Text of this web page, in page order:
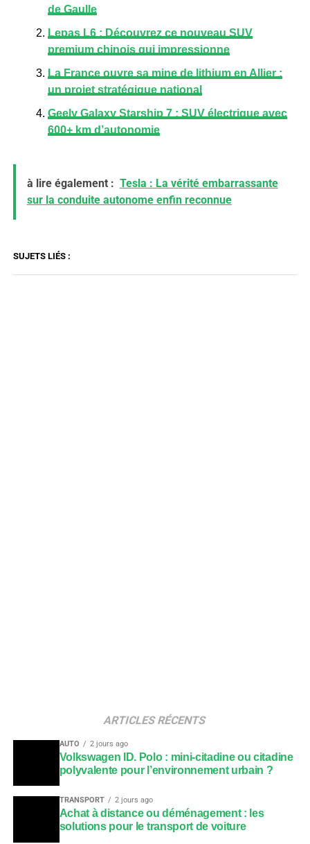
de Gaulle
Lepas L6 : Découvrez ce nouveau SUV
premium chinois qui impressionne
La France ouvre sa mine de lithium en Allier :
un projet stratégique national
Geely Galaxy Starship 7 : SUV électrique avec
600+ km d’autonomie
à lire également : Tesla : La vérité embarrassante
sur la conduite autonome enfin reconnue
ARTICLES RÉCENTS
AUTO 2 jours ago
Volkswagen ID. Polo : mini-citadine ou citadine
polyvalente pour l’environnement urbain ?
TRANSPORT 2 jours ago
Achat à distance ou déménagement : les
solutions pour le transport de voiture